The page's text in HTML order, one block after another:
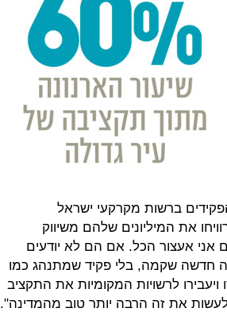
ברשות מקרקעי ישראל
את המיליונים שלהם משיווק
אעצור הכל. אם הם לא יודעים
חדשה שקמה, בלי פקיד שמתנהג כמו
ויעבירו לרשויות המקומיות את התקציב
לעשות את זה הרבה יותר טוב מהמדינה".